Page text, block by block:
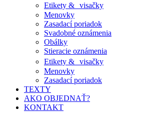
Etikety & visačky
Menovky
Zasadací poriadok
Svadobné oznámenia
Obálky
Stieracie oznámenia
Etikety & visačky
Menovky
Zasadací poriadok
TEXTY
AKO OBJEDNAŤ?
KONTAKT